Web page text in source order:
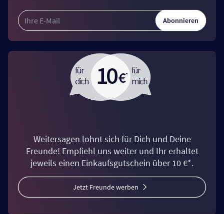
Abonnieren
Weitersagen lohnt sich für Dich und Deine
Freunde! Empfiehl uns weiter und Ihr erhaltet
jeweils einen Einkaufsgutschein über 10 €*.
Jetzt Freunde werben